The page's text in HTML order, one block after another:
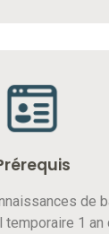
de
1 an